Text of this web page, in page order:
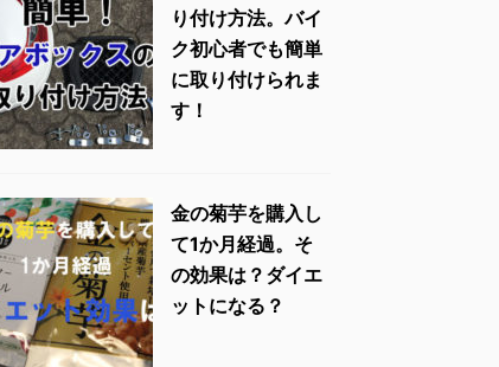
り付け方法。バイ
ク初心者でも簡単
に取り付けられま
す！
金の菊芋を購入し
て1か月経過。そ
の効果は？ダイエ
ットになる？